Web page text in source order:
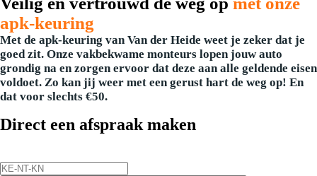
apk-keuring
Met de apk-keuring van Van der Heide weet je zeker dat je
goed zit. Onze vakbekwame monteurs lopen jouw auto
grondig na en zorgen ervoor dat deze aan alle geldende eisen
voldoet. Zo kan jij weer met een gerust hart de weg op! En
dat voor slechts €50.
Direct een afspraak maken